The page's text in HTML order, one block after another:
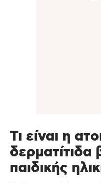
Τι είναι η
δερματίτιδα
παιδικής